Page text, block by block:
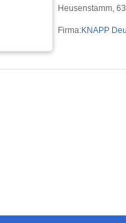
Heusenstamm,
Firma:KNAPP